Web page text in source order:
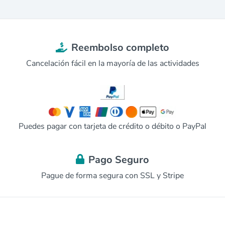
Reembolso completo
Cancelación fácil en la mayoría de las actividades
Puedes pagar con tarjeta de crédito o débito o PayPal
Pago Seguro
Pague de forma segura con SSL y Stripe